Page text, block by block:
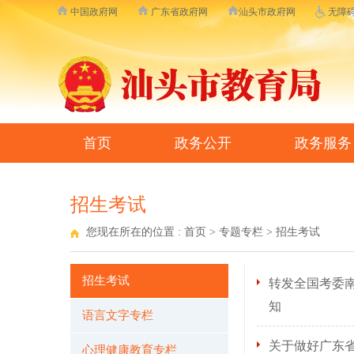
中国政府网 广东省政府网 汕头市政府网 无障
首页 政务公开 政务服务
招生考试
您现在所在的位置 : 首页 > 专题专栏 > 招生考试
招生考试
语言文字专栏
心理健康教育专栏
转发全国考委
知
关于做好广东